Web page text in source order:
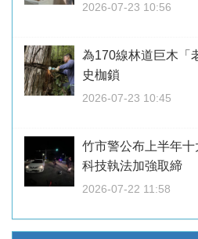
2026-07-23 10:56
為170線林道巨木
史枷鎖
2026-07-23 10:45
竹市警公布上半年
科技執法加強取締
2026-07-22 11:58